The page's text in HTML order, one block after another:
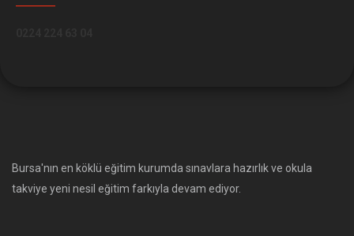
Bursa'nın en köklü eğitim kurumda sınavlara hazırlık ve okula
takviye yeni nesil eğitim farkıyla devam ediyor.